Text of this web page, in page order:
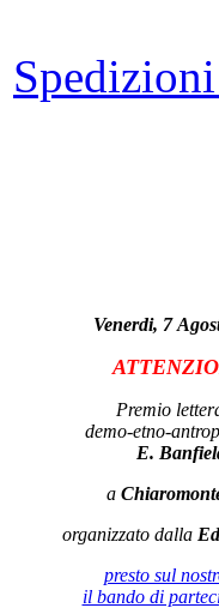
Spedizioni
Venerdi, 7
Premio
demo-etno-
E.
a
organizzato dalla
presto sul
il bando di